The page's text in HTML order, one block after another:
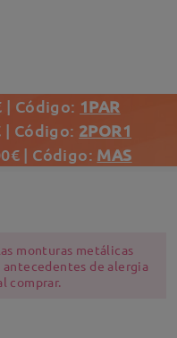
| Código: 1PAR
| Código: 2POR1
| Código: MAS
monturas metálicas
de alergia
comprar.